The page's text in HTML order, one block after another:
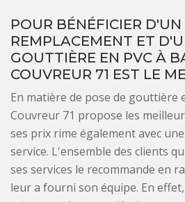
POUR BÉNÉFICIER D'UN
REMPLACEMENT ET
GOUTTIÈRE EN PVC À
COUVREUR 71 EST LE
En matière de pose de gouttière
Couvreur 71 propose les
ses prix rime également avec
service. L'ensemble des clients
ses services le recommande en
leur a fourni son équipe. En